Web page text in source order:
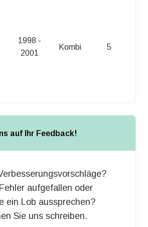
1998 -
2001
Kombi 5
auf Ihr Feedback!
aufgefallen oder
ein Lob aussprechen?
Sie uns schreiben.